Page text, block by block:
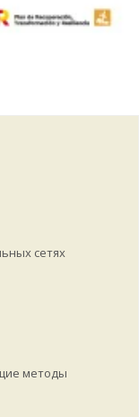
сетях
методы